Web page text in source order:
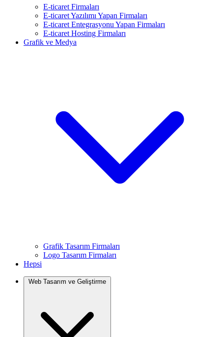
E-ticaret Firmaları
E-ticaret Yazılımı Yapan Firmaları
E-ticaret Entegrasyonu Yapan Firmaları
E-ticaret Hosting Firmaları
Grafik ve Medya
Grafik Tasarım Firmaları
Logo Tasarım Firmaları
Hepsi
Web Tasarım ve Geliştirme